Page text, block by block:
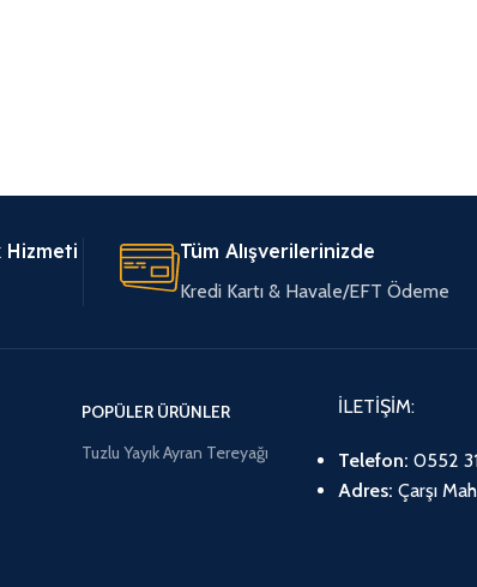
Tüm Alışverilerinizde
Kredi Kartı & Havale/EFT Ödeme
POPÜLER ÜRÜNLER
Tuzlu Yayık Ayran Tereyağı
İLETİŞİM:
Telefon: 0552
Adres: Çarşı